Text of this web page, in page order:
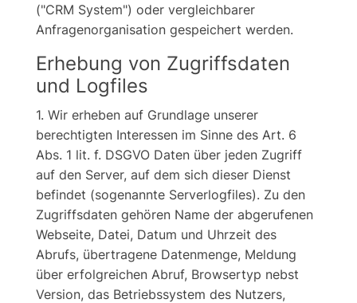
("CRM System") oder vergleichbarer
Anfragenorganisation gespeichert werden.
Erhebung von Zugriffsdaten
und Logfiles
1. Wir erheben auf Grundlage unserer
berechtigten Interessen im Sinne des Art. 6
Abs. 1 lit. f. DSGVO Daten über jeden Zugriff
auf den Server, auf dem sich dieser Dienst
befindet (sogenannte Serverlogfiles). Zu den
Zugriffsdaten gehören Name der abgerufenen
Webseite, Datei, Datum und Uhrzeit des
Abrufs, übertragene Datenmenge, Meldung
über erfolgreichen Abruf, Browsertyp nebst
Version, das Betriebssystem des Nutzers,